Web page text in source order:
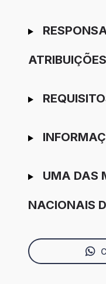
ATRIBUIÇÕES
UMA DAS
NACIONAIS